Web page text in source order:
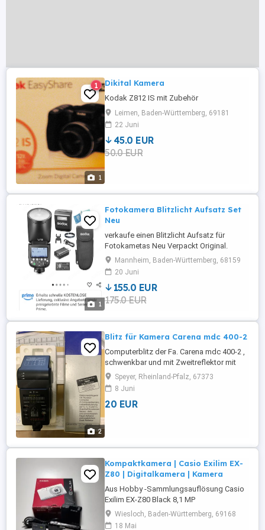
1
1 Dikital Kamera
Kodak Z812 IS mit Zubehör
Leimen, Baden-Württemberg, 69181
22 Juni
45.0 EUR
50.0 EUR
1
Fotokamera Blitzlicht Aufsatz Set
Neu
verkaufe einen Blitzlicht Aufsatz für
Fotokametas Neu Verpackt Original.
Komplett Set. VHB
Mannheim, Baden-Württemberg, 68159
20 Juni
155.0 EUR
175.0 EUR
2
Blitz für Kamera Carena mdc 400-2
Computerblitz der Fa. Carena mdc 400-2 ,
schwenkbar und mit Zweitreflektor mit
Batteriefach schon älter, wenig gebraucht,
in sehr gutem Zustand
Speyer, Rheinland-Pfalz, 67373
8 Juni
20 EUR
Kompaktkamera | Casio Exilim EX-
Z80 | Digitalkamera | Kamera
Aus Hobby -Sammlungsauflösung Casio
Exilim EX-Z80 Black 8,1 MP
Kompaktkamera 8.1 Megapixel 6.3-
18.9mm 1:3.1 - 5.9 Exilim Optical 3x Die
Wiesloch, Baden-Württemberg, 69168
18 Mai